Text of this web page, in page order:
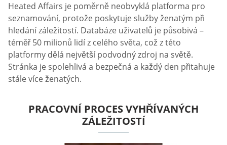
Heated Affairs je poměrně neobvyklá platforma pro
seznamování, protože poskytuje služby ženatým při
hledání záležitostí. Databáze uživatelů je působivá –
téměř 50 milionů lidí z celého světa, což z této
platformy dělá největší podvodný zdroj na světě.
Stránka je spolehlivá a bezpečná a každý den přitahuje
stále více ženatých.
PRACOVNÍ PROCES VYHŘÍVANÝCH
ZÁLEŽITOSTÍ